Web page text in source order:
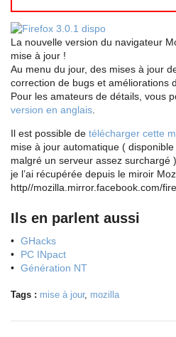
La nouvelle version du navigateur
mise à jour !
Au menu du jour, des mises à jour
correction de bugs et améliorations
Pour les amateurs de détails, vous
version en anglais
Il est possible de télécharger cette
mise à jour automatique (
malgré un serveur assez surchargé
je l’ai récupérée depuis le miroir
http//mozilla.mirror.facebook.com/
Ils en parlent aussi
GHacks
PC INpact
Génération NT
Tags : mise à jour, mozilla